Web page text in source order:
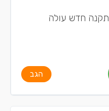
תקנה חדש עולה
הגב